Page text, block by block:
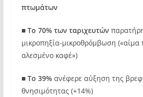
πτωμάτων
■ Το 70% των ταριχευτών
μικροπηξία-μικροθρόμβωση («αίμα
αλεσμένο καφέ»)
■ Το 39% ανέφερε αύξηση της
θνησιμότητας (+14%)